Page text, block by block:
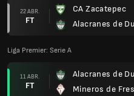
22 ABR.
FT
CA Zacatepec
Alacranes de
Liga Premier: Serie A
11 ABR.
FT
Alacranes de
Mineros de